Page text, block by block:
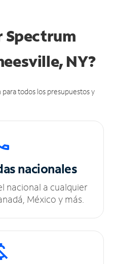
Spectrum
NY?
todos los presupuestos y
nacionales
nacional a cualquier
México y más.